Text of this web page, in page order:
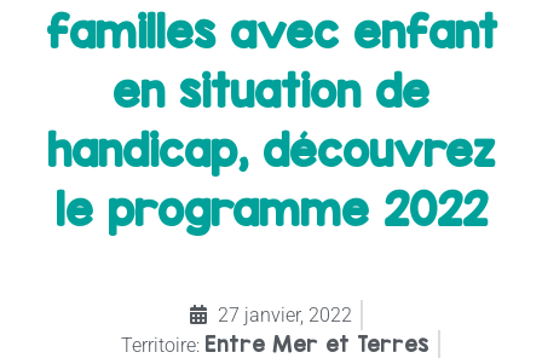
familles avec enfant
en situation de
handicap, découvrez
le programme 2022
27 janvier, 2022
Territoire: Entre Mer et Terres